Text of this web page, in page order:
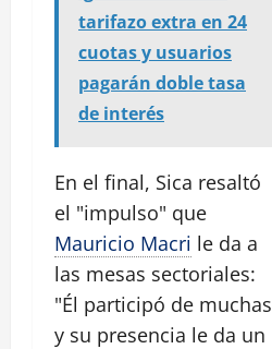
tarifazo extra en 24
cuotas y usuarios
pagarán doble tasa
de interés
En el final, Sica resaltó
el "impulso" que
Mauricio Macri le da a
las mesas sectoriales:
"Él participó de muchas
y su presencia le da un